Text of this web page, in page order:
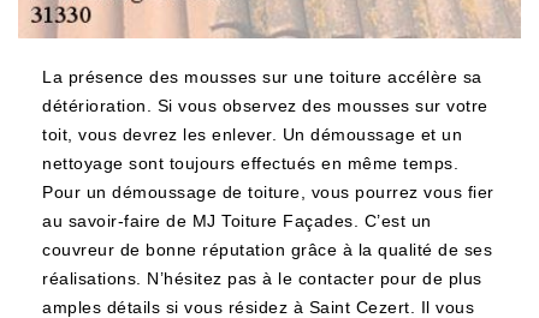
La présence des mousses sur une toiture accélère sa
détérioration. Si vous observez des mousses sur votre
toit, vous devrez les enlever. Un démoussage et un
nettoyage sont toujours effectués en même temps.
Pour un démoussage de toiture, vous pourrez vous fier
au savoir-faire de MJ Toiture Façades. C’est un
couvreur de bonne réputation grâce à la qualité de ses
réalisations. N’hésitez pas à le contacter pour de plus
amples détails si vous résidez à Saint Cezert. Il vous